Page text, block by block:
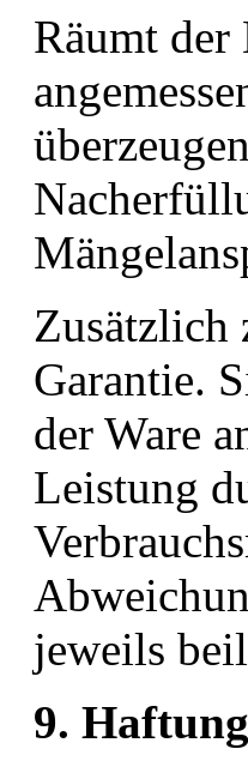
Räumt der
Zusätzlich
Garantie.
der Ware
Leistung
jeweils
9.